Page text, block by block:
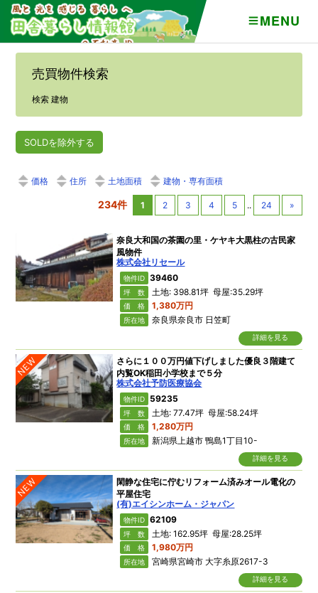
MENU
売買物件検索
検索 建物
SOLDを除外する
価格 住所 土地面積 建物・専有面積
234件 1 2 3 4 5 .. 24 »
奈良大和国の茶園の里・ケヤキ大黒柱の古民家
風物件
株式会社リセール
物件ID 39460
坪 数 土地: 398.81坪 母屋:35.29坪
価 格 1,380万円
所在地 奈良県奈良市 日笠町
詳細を見る
NEW
さらに１００万円値下げしました優良３階建て
内覧OK稲田小学校まで５分
株式会社予防医療協会
物件ID 59235
坪 数 土地: 77.47坪 母屋:58.24坪
価 格 1,280万円
所在地 新潟県上越市 鴨島1丁目10-
詳細を見る
NEW
閑静な住宅に佇むリフォーム済みオール電化の
平屋住宅
(有)エイシンホーム・ジャパン
物件ID 62109
坪 数 土地: 162.95坪 母屋:28.25坪
価 格 1,980万円
所在地 宮崎県宮崎市 大字糸原2617-3
詳細を見る